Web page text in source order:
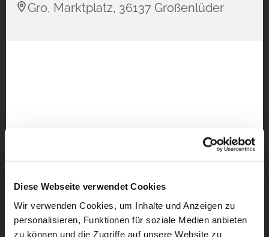
Diese Webseite verwendet Cookies
Wir verwenden Cookies, um Inhalte und Anzeigen zu
personalisieren, Funktionen für soziale Medien anbieten
zu können und die Zugriffe auf unsere Website zu
Gro, Marktplatz, 36137 Großenlüder